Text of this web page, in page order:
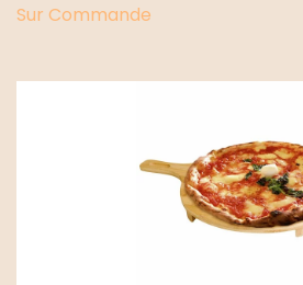
Sur Commande